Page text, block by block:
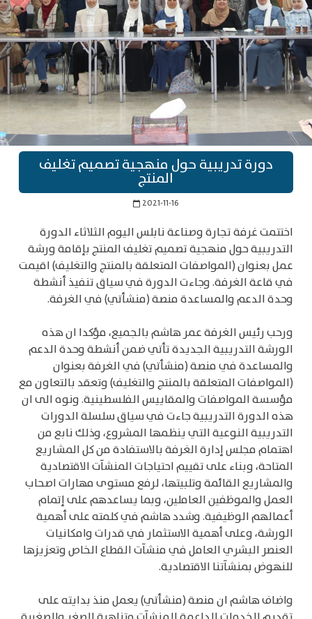
دورة تدريبية حول منهجية تصميم تغليف
المنتج
calendar_today 2021-11-16
اختتمت غرفة تجارة وصناعة نابلس اليوم الثلاثاء الدورة
التدريبية حول منهجية تصميم تغليف المنتج بإقامة ورشة
عمل بعنوان (المواصفات المتعلقة بالمنتج والتغليف) اقيمت
في قاعة الغرفة. وجاءت الدورة في سياق تنفيذ أنشطة
وحدة الدعم والمساعدة منصة (منشأتي) في الغرفة.
ورحب رئيس الغرفة عمر هاشم بالجميع، مؤكدا ان هذه
الورشة التدريبية الجديدة تأتي ضمن أنشطة وحدة الدعم
والمساعدة في منصة (منشأتي) في الغرفة بعنوان
(المواصفات المتعلقة بالمنتج والتغليف) وتعقد بالتعاون مع
مؤسسة المواصفات والمقاييس الفلسطينية. ونوه الى ان
هذه الدورة التدريبية جاءت في سياق سلسلة الدورات
التدريبية النوعية التي ينظمها المشروع، وذلك نابع من
اهتمام مجلس إدارة الغرفة بالاستفادة من كل المشاريع
المتاحة، وبناء على تقييم احتياجات المنشآت الاقتصادية
والمشاريع القائمة وتلبيتها، لرفع مستوى مهارات اصحاب
العمل والموظفين العاملين، وبما يساعدهم على إتمام
أعمالهم الوظيفية. وشدد هاشم في كلمته على أهمية
الورشة، وعلى أهمية الاستثمار في قدرات وامكانيات
العنصر البشري العامل في منشآت القطاع الخاص وتعزيزها
للنهوض بمنشآتنا الاقتصادية.
واضاف هاشم ان منصة (منشأتي) يعمل منذ بدايته على